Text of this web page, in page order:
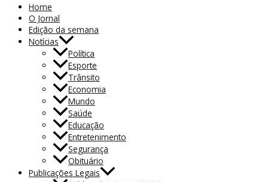
Home
O Jornal
Edição da semana
Notícias
Política
Esporte
Trânsito
Economia
Mundo
Saúde
Educação
Entretenimento
Segurança
Obituário
Publicações Legais